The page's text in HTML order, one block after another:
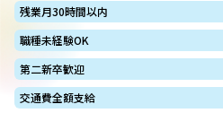
残業月30時間以内
職種未経験OK
第二新卒歓迎
交通費全額支給